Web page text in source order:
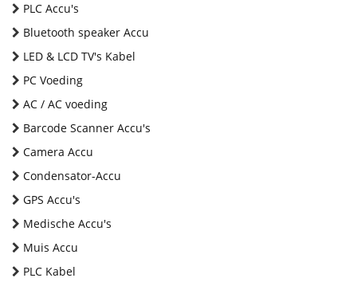
PLC Accu's
Bluetooth speaker Accu
LED & LCD TV's Kabel
PC Voeding
AC / AC voeding
Barcode Scanner Accu's
Camera Accu
Condensator-Accu
GPS Accu's
Medische Accu's
Muis Accu
PLC Kabel